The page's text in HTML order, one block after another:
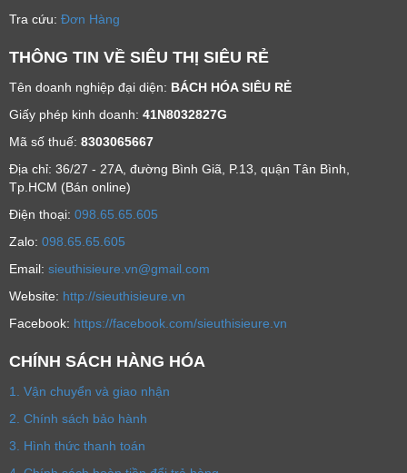
Tra cứu: Đơn Hàng
THÔNG TIN VỀ SIÊU THỊ SIÊU RẺ
Tên doanh nghiệp đại diện: BÁCH HÓA SIÊU RẺ
Giấy phép kinh doanh: 41N8032827G
Mã số thuế: 8303065667
Địa chỉ: 36/27 - 27A, đường Bình Giã, P.13, quận Tân Bình,
Tp.HCM (Bán online)
Ðiện thoại: 098.65.65.605
Zalo: 098.65.65.605
Email: sieuthisieure.vn@gmail.com
Website: http://sieuthisieure.vn
Facebook: https://facebook.com/sieuthisieure.vn
CHÍNH SÁCH HÀNG HÓA
1. Vận chuyển và giao nhận
2. Chính sách bảo hành
3. Hình thức thanh toán